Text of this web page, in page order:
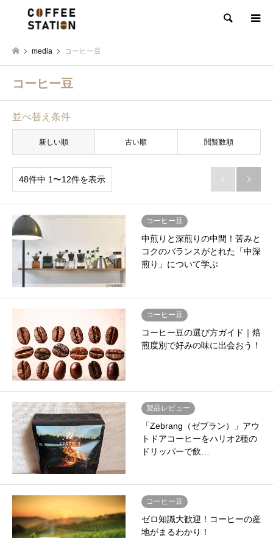
検索
media コーヒー豆
コーヒー豆
並べ替え条件
新しい順 古い順 閲覧数順
48件中 1〜12件を表示  
コーヒー豆
中煎りと深煎りの中間！苦みと
コクのバランスがとれた「中深
煎り」について学ぶ
コーヒー豆
コーヒー豆の選び方ガイド｜焙
煎度別で好みの味に出会おう！
製品レビュー
「Zebrang（ゼブラン）」アウ
トドアコーヒーをハリオ2種の
ドリッパーで飲…
コーヒー豆
ゼロ知識大歓迎！コーヒーの産
地がまるわかり！